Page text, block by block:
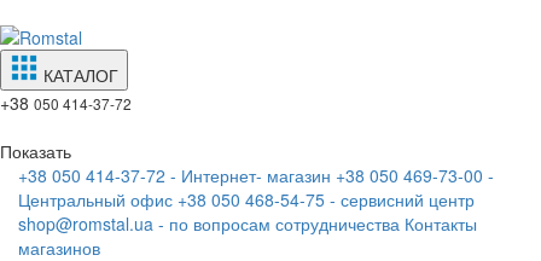
КАТАЛОГ
+38 050 414-37-72
Показать
+38 050 414-37-72 - Интернет- магазин +38 050 469-73-00 -
Центральный офис +38 050 468-54-75 - сервисний центр
shop@romstal.ua - по вопросам сотрудничества Контакты
магазинов